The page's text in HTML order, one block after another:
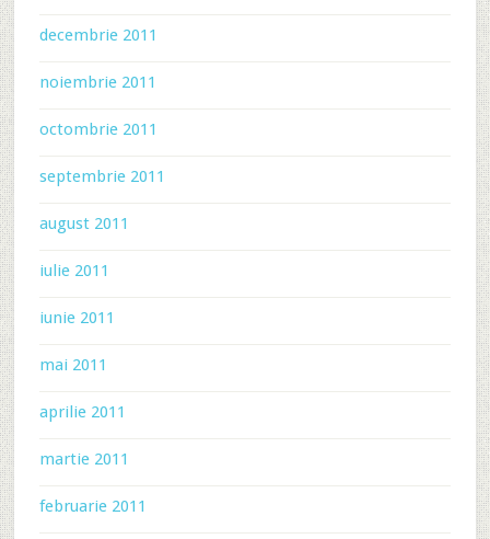
decembrie 2011
noiembrie 2011
octombrie 2011
septembrie 2011
august 2011
iulie 2011
iunie 2011
mai 2011
aprilie 2011
martie 2011
februarie 2011